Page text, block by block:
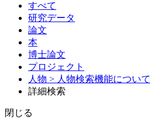
すべて
研究データ
論文
本
博士論文
プロジェクト
人物 > 人物検索機能について
詳細検索
閉じる